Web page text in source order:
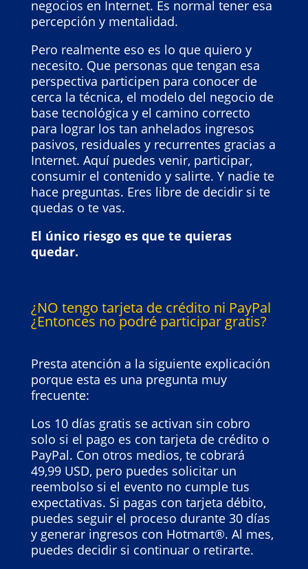
negocios en Internet. Es normal tener esa
percepción y mentalidad.
Pero realmente eso es lo que quiero y
necesito. Que personas que tengan esa
perspectiva participen para conocer de
cerca la técnica, el modelo del negocio de
base tecnológica y el camino correcto
para lograr los tan anhelados ingresos
pasivos, residuales y recurrentes gracias a
Internet. Aquí puedes venir, participar,
consumir el contenido y salirte. Y nadie te
hace preguntas. Eres libre de decidir si te
quedas o te vas.
El único riesgo es que te quieras
quedar.
¿NO tengo tarjeta de crédito ni PayPal
¿Entonces no podré participar gratis?
Presta atención a la siguiente explicación
porque esta es una pregunta muy
frecuente:
Los 10 días gratis se activan sin cobro
solo si el pago es con tarjeta de crédito o
PayPal. Con otros medios, te cobrará
49,99 USD, pero puedes solicitar un
reembolso si el evento no cumple tus
expectativas. Si pagas con tarjeta débito,
puedes seguir el proceso durante 30 días
y generar ingresos con Hotmart®. Al mes,
puedes decidir si continuar o retirarte.